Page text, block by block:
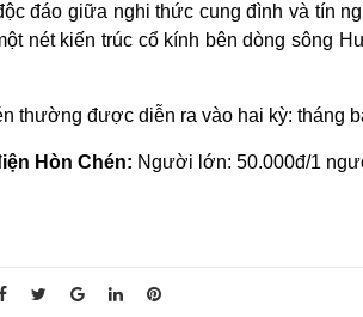
đáo giữa nghi thức cung đình và tín
nét kiến trúc cổ kính bên dòng sông
thường được diễn ra vào hai kỳ: tháng
Hòn Chén: Người lớn: 50.000đ/1